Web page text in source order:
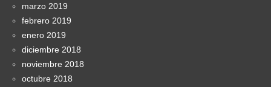
marzo 2019
febrero 2019
enero 2019
diciembre 2018
noviembre 2018
octubre 2018